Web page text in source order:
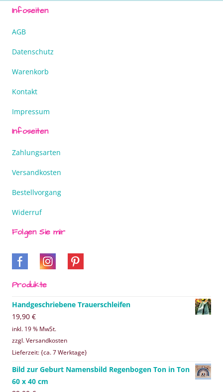
Infoseiten
AGB
Datenschutz
Warenkorb
Kontakt
Impressum
Infoseiten
Zahlungsarten
Versandkosten
Bestellvorgang
Widerruf
Folgen Sie mir
Produkte
Handgeschriebene Trauerschleifen
19,90 €
inkl. 19 % MwSt.
zzgl. Versandkosten
Lieferzeit: {ca. 7 Werktage}
Bild zur Geburt Namensbild Regenbogen Ton in Ton
60 x 40 cm